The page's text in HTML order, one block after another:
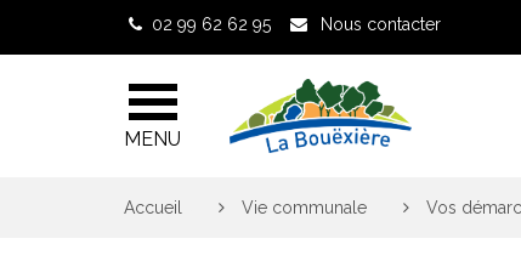
02 99 62 62 95 Nous contacter
MENU
Accueil Vie communale Vos